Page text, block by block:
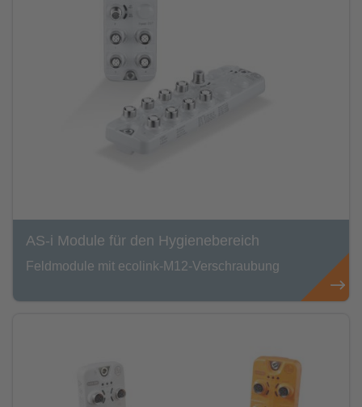
AS-i Module für den Hygienebereich
Feldmodule mit ecolink-M12-Verschraubung